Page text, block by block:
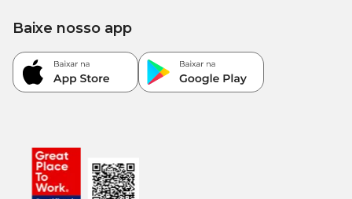
Baixe nosso app